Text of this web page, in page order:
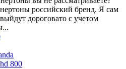
российский бренд. Я сам
дороговато с учетом
800